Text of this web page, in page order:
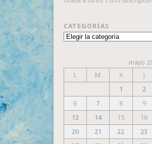
CATEGORÍAS
Categorías
mayo
L
M X J
1
2
6
7 8 9
13
14 15 16
20
21 22 23